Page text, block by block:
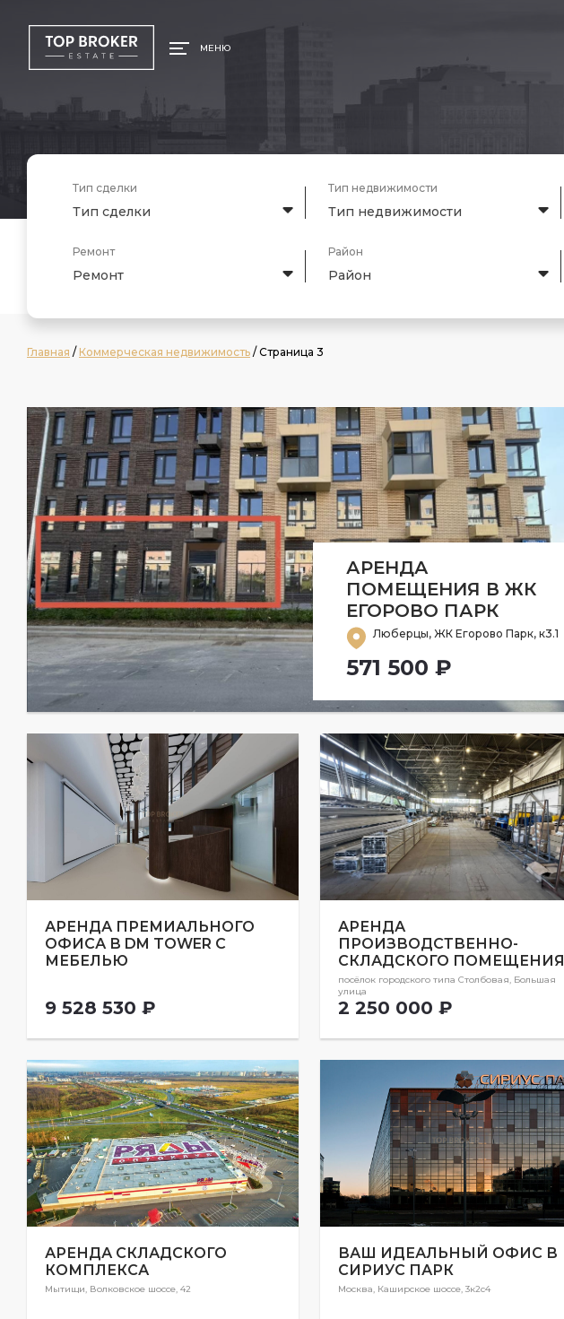
МЕНЮ
Тип сделки
Тип сделки
Тип недвижимости
Тип недвижимости
Ремонт
Ремонт
Район
Район
Главная / Коммерческая недвижимость / Страница 3
АРЕНДА
ПОМЕЩЕНИЯ В ЖК
ЕГОРОВО ПАРК
Люберцы, ЖК Егорово Парк, к3.1
571 500 ₽
АРЕНДА ПРЕМИАЛЬНОГО
ОФИСА В DM TOWER С
МЕБЕЛЬЮ
9 528 530 ₽
АРЕНДА
ПРОИЗВОДСТВЕННО-
СКЛАДСКОГО ПОМЕЩЕНИЯ
посёлок городского типа Столбовая, Большая
улица
2 250 000 ₽
АРЕНДА СКЛАДСКОГО
КОМПЛЕКСА
Мытищи, Волковское шоссе, 42
ВАШ ИДЕАЛЬНЫЙ ОФИС В
СИРИУС ПАРК
Москва, Каширское шоссе, 3к2с4